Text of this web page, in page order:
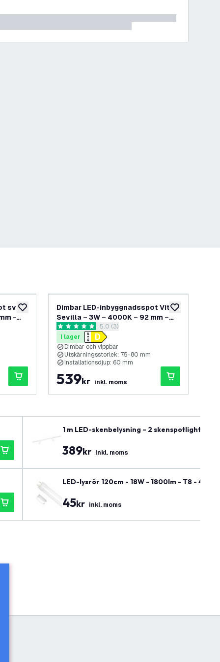
lägg till i önskelistan
svart
-
lägg till i
Dimbar LED-inbyggnadsspot Vit –
Sevilla – 3W – 4000K – 92 mm –
Fyrkantig – 6-packöppna recensionspanel
5 stjärnbetyg 5.0 (3)
I lager
Dimbar och vippbar
Utskärningsstorlek: 75-80 mm
Installationsdjup: 60 mm
539kr inkl. moms
1 m LED-skenbelysning – 2 skenspotlights –
389kr inkl. moms
LED-lysrör 120cm - 18W - 1800lm - T8 -
45kr inkl. moms